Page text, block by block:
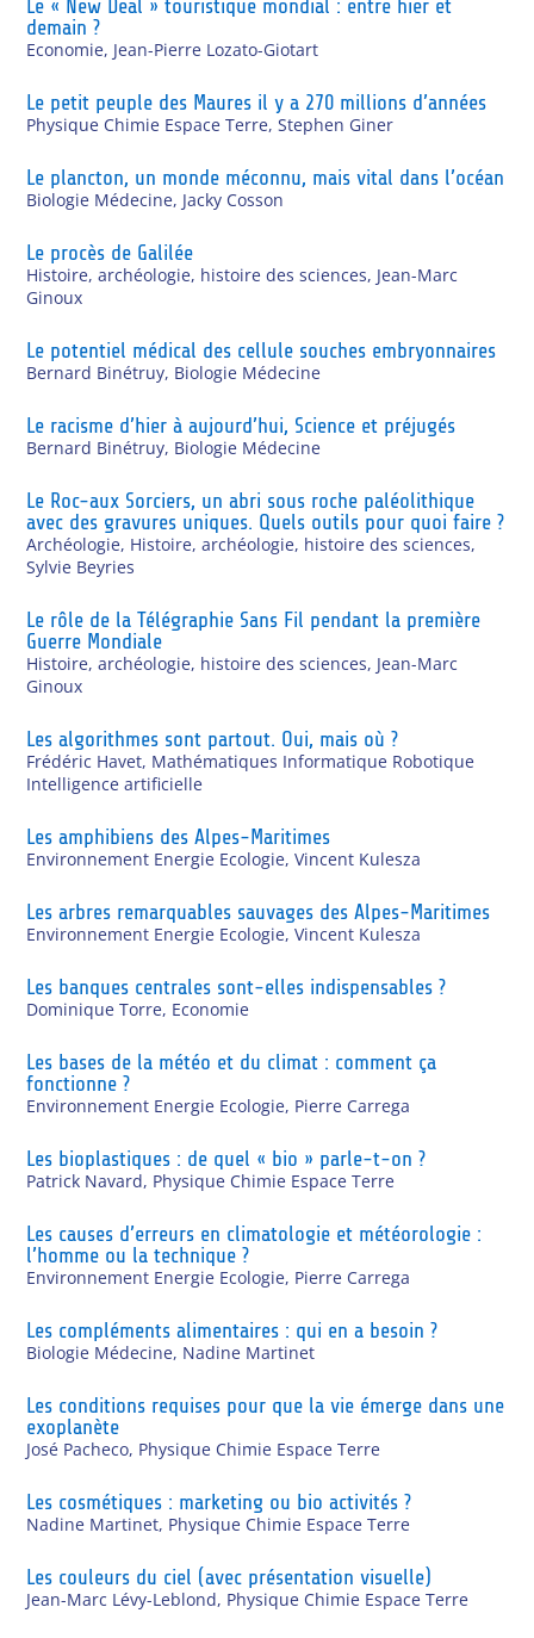
Le « New Deal » touristique mondial : entre hier et
demain ?
Economie, Jean-Pierre Lozato-Giotart
Le petit peuple des Maures il y a 270 millions d’années
Physique Chimie Espace Terre,Stephen Giner
Le plancton, un monde méconnu, mais vital dans l’océan
Biologie Médecine, Jacky Cosson
Le procès de Galilée
Histoire, archéologie, histoire des sciences, Jean-Marc
Ginoux
Le potentiel médical des cellule souches embryonnaires
Bernard Binétruy, Biologie Médecine
Le racisme d’hier à aujourd’hui, Science et préjugés
Bernard Binétruy, Biologie Médecine
Le Roc-aux Sorciers, un abri sous roche paléolithique
avec des gravures uniques. Quels outils pour quoi faire ?
Archéologie, Histoire, archéologie, histoire des sciences,
Sylvie Beyries
Le rôle de la Télégraphie Sans Fil pendant la première
Guerre Mondiale
Histoire, archéologie, histoire des sciences, Jean-Marc
Ginoux
Les algorithmes sont partout. Oui, mais où ?
Frédéric Havet, Mathématiques Informatique Robotique
Intelligence artificielle
Les amphibiens des Alpes-Maritimes
Environnement Energie Ecologie,Vincent Kulesza
Les arbres remarquables sauvages des Alpes-Maritimes
Environnement Energie Ecologie,Vincent Kulesza
Les banques centrales sont-elles indispensables ?
Dominique Torre, Economie
Les bases de la météo et du climat : comment ça
fonctionne ?
Environnement Energie Ecologie, Pierre Carrega
Les bioplastiques : de quel « bio » parle-t-on ?
Patrick Navard, Physique Chimie Espace Terre
Les causes d’erreurs en climatologie et météorologie :
l’homme ou la technique ?
Environnement Energie Ecologie, Pierre Carrega
Les compléments alimentaires : qui en a besoin ?
Biologie Médecine, Nadine Martinet
Les conditions requises pour que la vie émerge dans une
exoplanète
José Pacheco, Physique Chimie Espace Terre
Les cosmétiques : marketing ou bio activités ?
Nadine Martinet, Physique Chimie Espace Terre
Les couleurs du ciel (avec présentation visuelle)
Jean-Marc Lévy-Leblond, Physique Chimie Espace Terre